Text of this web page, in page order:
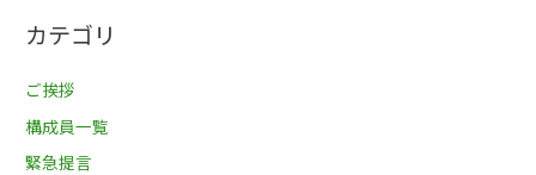
カテゴリ
ご挨拶
構成員一覧
緊急提言